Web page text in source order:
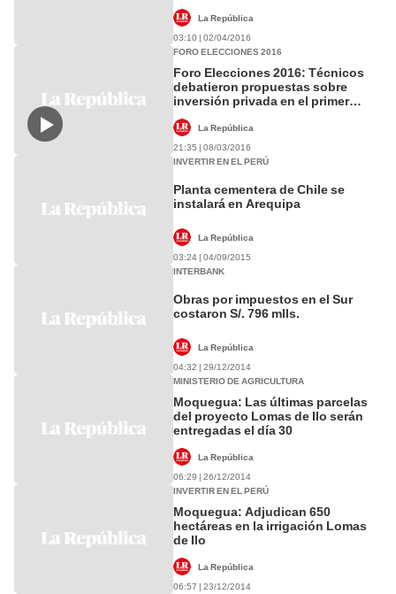
La República
03:10 | 02/04/2016
FORO ELECCIONES 2016
Foro Elecciones 2016: Técnicos
debatieron propuestas sobre
inversión privada en el primer
La República
21:35 | 08/03/2016
INVERTIR EN EL PERÚ
Planta cementera de Chile se
instalará en Arequipa
La República
03:24 | 04/09/2015
INTERBANK
Obras por impuestos en el Sur
costaron S/. 796 mlls.
La República
04:32 | 29/12/2014
MINISTERIO DE AGRICULTURA
Moquegua: Las últimas parcelas
del proyecto Lomas de Ilo serán
entregadas el día 30
La República
06:29 | 26/12/2014
INVERTIR EN EL PERÚ
Moquegua: Adjudican 650
hectáreas en la irrigación Lomas
de Ilo
La República
06:57 | 23/12/2014